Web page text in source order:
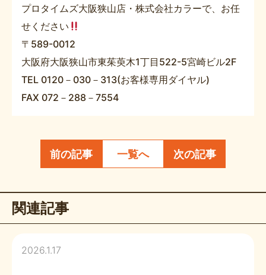
プロタイムズ大阪狭山店・株式会社カラーで、お任
せください
〒589-0012
大阪府大阪狭山市東茱萸木1丁目522-5宮崎ビル2F
TEL 0120－030－313(お客様専用ダイヤル)
FAX 072－288－7554
前の記事 一覧へ 次の記事
関連記事
2026.1.17